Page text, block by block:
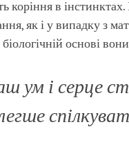
коріння в
як і у випадку з
основі
ум і серце